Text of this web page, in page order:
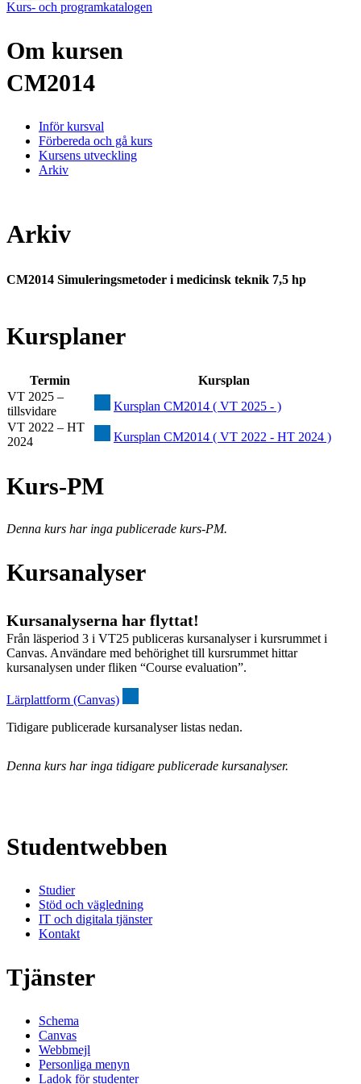
Kurs- och programkatalogen
Om kursen
CM2014
Inför kursval
Förbereda och gå kurs
Kursens utveckling
Arkiv
Arkiv
CM2014 Simuleringsmetoder i medicinsk teknik 7,5 hp
Kursplaner
Termin
Kursplan
VT 2025 –
tillsvidare
Kursplan CM2014 ( VT 2025 - )
VT 2022 – HT
2024
Kursplan CM2014 ( VT 2022 - HT 2024 )
Kurs-PM
Denna kurs har inga publicerade kurs-PM.
Kursanalyser
Kursanalyserna har flyttat!
Från läsperiod 3 i VT25 publiceras kursanalyser i kursrummet i
Canvas. Användare med behörighet till kursrummet hittar
kursanalysen under fliken “Course evaluation”.
Lärplattform (Canvas)
Tidigare publicerade kursanalyser listas nedan.
Denna kurs har inga tidigare publicerade kursanalyser.
Studentwebben
Studier
Stöd och vägledning
IT och digitala tjänster
Kontakt
Tjänster
Schema
Canvas
Webbmejl
Personliga menyn
Ladok för studenter